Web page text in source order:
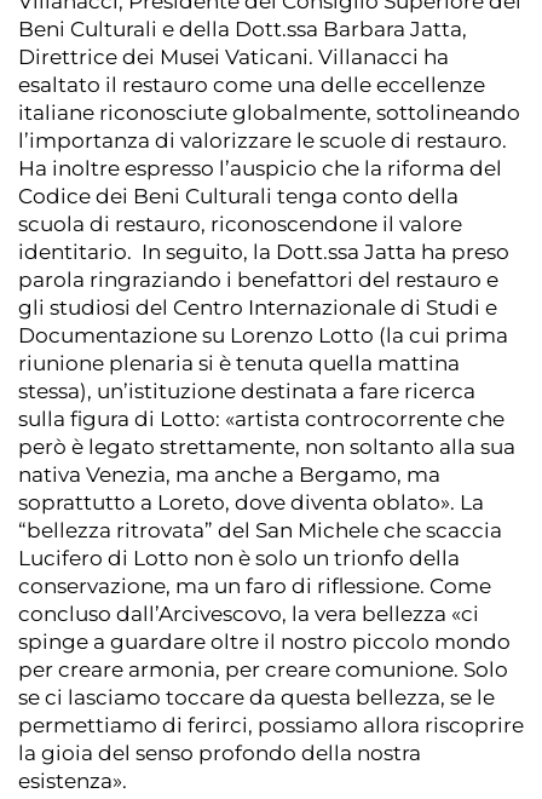
Beni Culturali e della Dott.ssa Barbara Jatta,
Direttrice dei Musei Vaticani. Villanacci ha
esaltato il restauro come una delle eccellenze
italiane riconosciute globalmente, sottolineando
l’importanza di valorizzare le scuole di restauro.
Ha inoltre espresso l’auspicio che la riforma del
Codice dei Beni Culturali tenga conto della
scuola di restauro, riconoscendone il valore
identitario. In seguito, la Dott.ssa Jatta ha preso
parola ringraziando i benefattori del restauro e
gli studiosi del Centro Internazionale di Studi e
Documentazione su Lorenzo Lotto (la cui prima
riunione plenaria si è tenuta quella mattina
stessa), un’istituzione destinata a fare ricerca
sulla figura di Lotto: «artista controcorrente che
però è legato strettamente, non soltanto alla sua
nativa Venezia, ma anche a Bergamo, ma
soprattutto a Loreto, dove diventa oblato». La
“bellezza ritrovata” del San Michele che scaccia
Lucifero di Lotto non è solo un trionfo della
conservazione, ma un faro di riflessione. Come
concluso dall’Arcivescovo, la vera bellezza «ci
spinge a guardare oltre il nostro piccolo mondo
per creare armonia, per creare comunione. Solo
se ci lasciamo toccare da questa bellezza, se le
permettiamo di ferirci, possiamo allora riscoprire
la gioia del senso profondo della nostra
esistenza».